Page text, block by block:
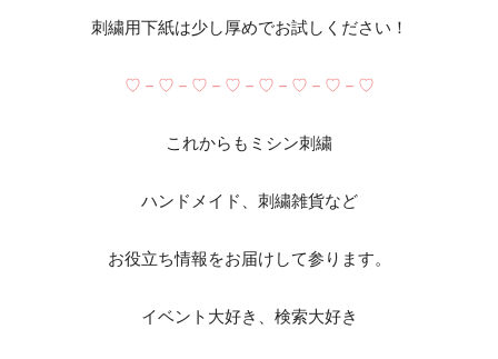
刺繍用下紙は少し厚めでお試しください！
♡－♡－♡－♡－♡－♡－♡－♡
これからもミシン刺繍
ハンドメイド、刺繍雑貨など
お役立ち情報をお届けして参ります。
イベント大好き、検索大好き